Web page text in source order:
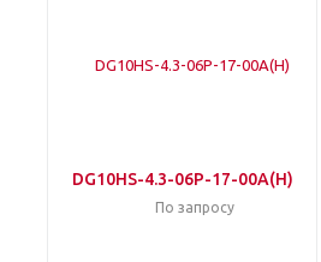
DG10HS-4.3-06P-17-00A(H)
По запросу